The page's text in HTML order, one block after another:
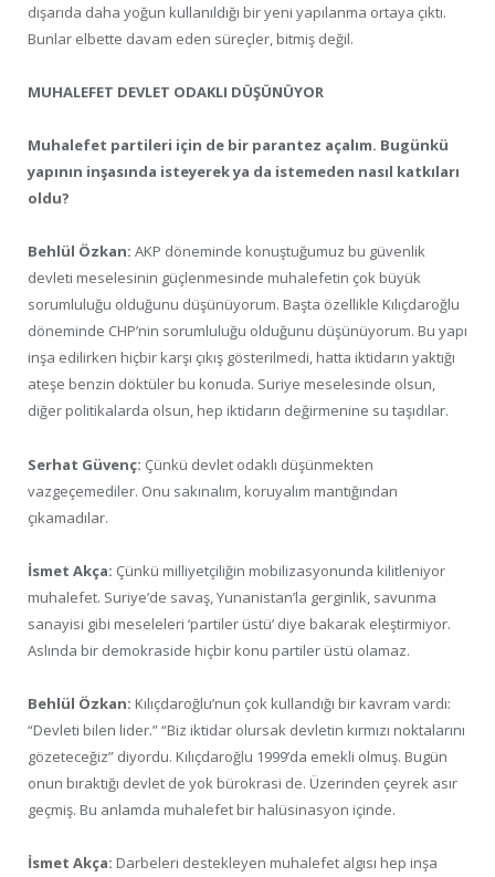
dışarıda daha yoğun kullanıldığı bir yeni yapılanma ortaya çıktı.
Bunlar elbette davam eden süreçler, bitmiş değil.
MUHALEFET DEVLET ODAKLI DÜŞÜNÜYOR
Muhalefet partileri için de bir parantez açalım. Bugünkü
yapının inşasında isteyerek ya da istemeden nasıl katkıları
oldu?
Behlül Özkan: AKP döneminde konuştuğumuz bu güvenlik
devleti meselesinin güçlenmesinde muhalefetin çok büyük
sorumluluğu olduğunu düşünüyorum. Başta özellikle Kılıçdaroğlu
döneminde CHP’nin sorumluluğu olduğunu düşünüyorum. Bu yapı
inşa edilirken hiçbir karşı çıkış gösterilmedi, hatta iktidarın yaktığı
ateşe benzin döktüler bu konuda. Suriye meselesinde olsun,
diğer politikalarda olsun, hep iktidarın değirmenine su taşıdılar.
Serhat Güvenç: Çünkü devlet odaklı düşünmekten
vazgeçemediler. Onu sakınalım, koruyalım mantığından
çıkamadılar.
İsmet Akça: Çünkü milliyetçiliğin mobilizasyonunda kilitleniyor
muhalefet. Suriye’de savaş, Yunanistan’la gerginlik, savunma
sanayisi gibi meseleleri ‘partiler üstü’ diye bakarak eleştirmiyor.
Aslında bir demokraside hiçbir konu partiler üstü olamaz.
Behlül Özkan: Kılıçdaroğlu’nun çok kullandığı bir kavram vardı:
“Devleti bilen lider.” “Biz iktidar olursak devletin kırmızı noktalarını
gözeteceğiz” diyordu. Kılıçdaroğlu 1999’da emekli olmuş. Bugün
onun bıraktığı devlet de yok bürokrasi de. Üzerinden çeyrek asır
geçmiş. Bu anlamda muhalefet bir halüsinasyon içinde.
İsmet Akça: Darbeleri destekleyen muhalefet algısı hep inşa